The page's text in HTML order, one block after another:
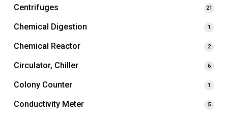
Centrifuges 21
Chemical Digestion 1
Chemical Reactor 2
Circulator, Chiller 6
Colony Counter 1
Conductivity Meter 5